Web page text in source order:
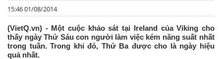
15:46 01/08/2014
(VietQ.vn) - Một cuộc khảo sát tại Ireland của Viking cho
thấy ngày Thứ Sáu con người làm việc kém năng suất nhất
trong tuần. Trong khi đó, Thứ Ba được cho là ngày hiệu
quả nhất.